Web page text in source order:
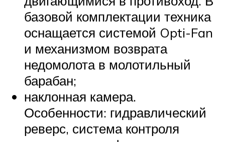
базовой комплектации техника
оснащается системой Opti-Fan
и механизмом возврата
недомолота в молотильный
барабан;
наклонная камера.
Особенности: гидравлический
реверс, система контроля